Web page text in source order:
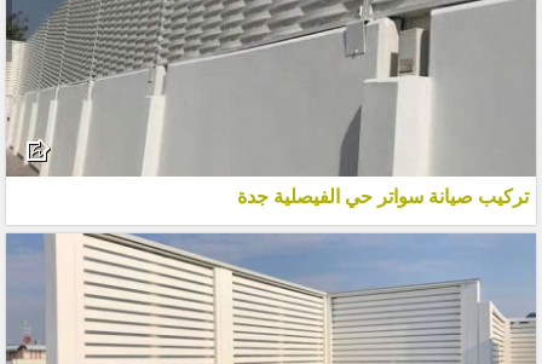
تركيب صيانة سواتر حي الفيصلية جدة